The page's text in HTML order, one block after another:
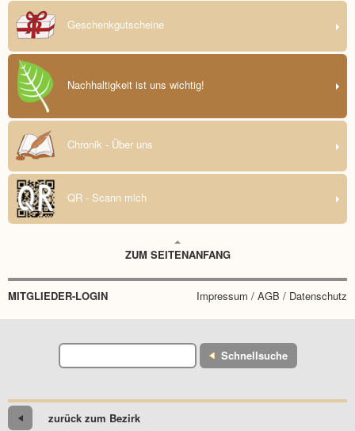
Geschenkgutscheine
Nachhaltigkeit ist uns wichtig!
Chronik - Über uns
QR - Scann mich
ZUM SEITENANFANG
MITGLIEDER-LOGIN Impressum / AGB / Datenschutz
Schnellsuche
zurück zum Bezirk